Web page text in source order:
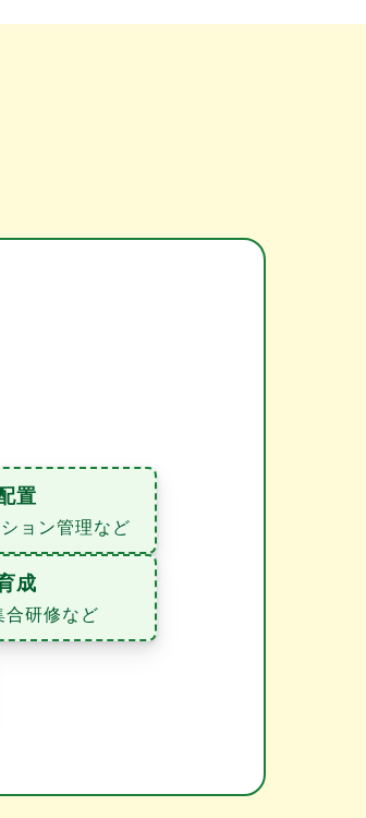
置
ョン管理など
成
研修など